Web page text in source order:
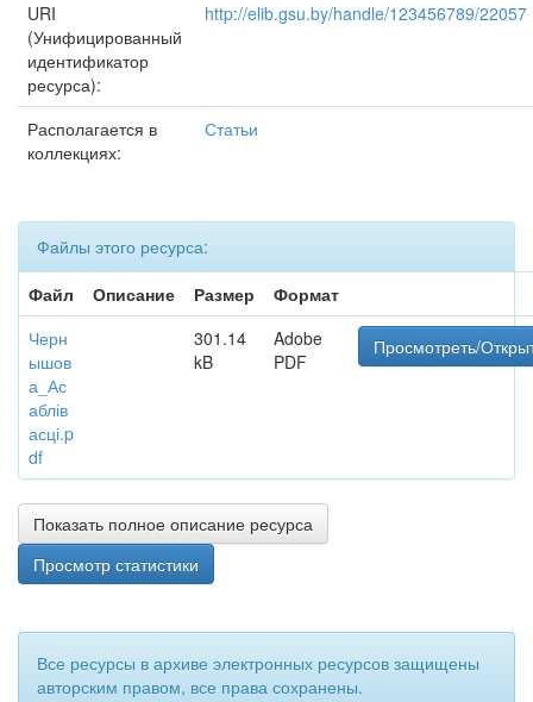
URI
(Унифицированный
идентификатор
ресурса):
http://elib.gsu.by/handle/123456789/22057
Располагается в
коллекциях:
Статьи
Файлы этого ресурса:
Файл
Описание Размер
Формат
Черн
ышов
а_Ас
аблів
асці.p
df
301.14
kB
Adobe
PDF
Просмотреть/
Показать полное описание ресурса
Просмотр статистики
Все ресурсы в архиве электронных ресурсов защищены
авторским правом, все права сохранены.